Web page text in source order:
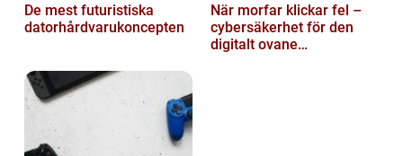
De mest futuristiska
datorhårdvarukoncepten
När morfar klickar fel –
cybersäkerhet för den
digitalt ovane